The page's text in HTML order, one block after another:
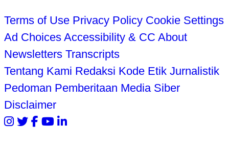
Terms of Use Privacy Policy Cookie Settings
Ad Choices Accessibility & CC About
Newsletters Transcripts
Tentang Kami Redaksi Kode Etik Jurnalistik
Pedoman Pemberitaan Media Siber
Disclaimer